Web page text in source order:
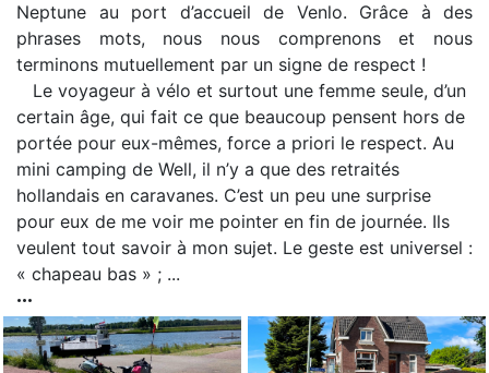
Neptune au port d’accueil de Venlo. Grâce à des
phrases mots, nous nous comprenons et nous
terminons mutuellement par un signe de respect !
Le voyageur à vélo et surtout une femme seule, d’un
certain âge, qui fait ce que beaucoup pensent hors de
portée pour eux-mêmes, force a priori le respect. Au
mini camping de Well, il n’y a que des retraités
hollandais en caravanes. C’est un peu une surprise
pour eux de me voir me pointer en fin de journée. Ils
veulent tout savoir à mon sujet. Le geste est universel :
« chapeau bas » ; ...